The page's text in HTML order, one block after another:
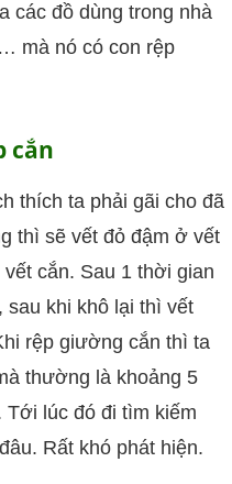
các đồ dùng trong nhà
mà nó có con rệp
cắn
thích ta phải gãi cho đã
thì sẽ vết đỏ đậm ở vết
cắn. Sau 1 thời gian
sau khi khô lại thì vết
rệp giường cắn thì ta
thường là khoảng 5
lúc đó đi tìm kiếm
Rất khó phát hiện.